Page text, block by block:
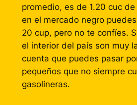
promedio, es de 1.20 cuc
en el mercado negro
20 cup, pero no te confíes.
el interior del país son muy
cuenta que puedes pasar
pequeños que no siempre
gasolineras.